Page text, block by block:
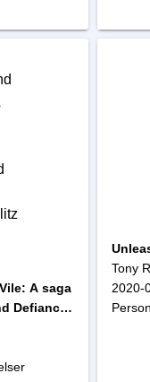
A saga
Defiance
Tony
2020-